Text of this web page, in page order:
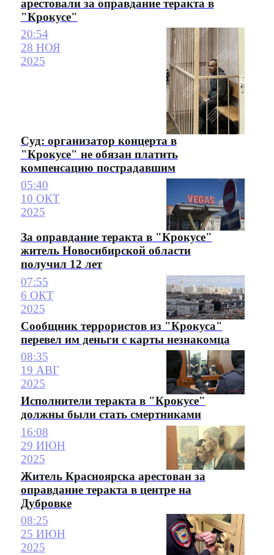
арестовали за оправдание теракта в
"Крокусе"
20:54
28 НОЯ
2025
Суд: организатор концерта в
"Крокусе" не обязан платить
компенсацию пострадавшим
05:40
10 ОКТ
2025
За оправдание теракта в "Крокусе"
житель Новосибирской области
получил 12 лет
07:55
6 ОКТ
2025
Сообщник террористов из "Крокуса"
перевел им деньги с карты незнакомца
08:35
19 АВГ
2025
Исполнители теракта в "Крокусе"
должны были стать смертниками
16:08
29 ИЮН
2025
Житель Красноярска арестован за
оправдание теракта в центре на
Дубровке
08:25
25 ИЮН
2025